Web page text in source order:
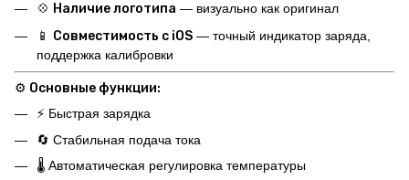
💠 Наличие логотипа — визуально как оригинал
📱 Совместимость с iOS — точный индикатор заряда,
поддержка калибровки
⚙️ Основные функции:
⚡ Быстрая зарядка
🔄 Стабильная подача тока
🌡️ Автоматическая регулировка температуры